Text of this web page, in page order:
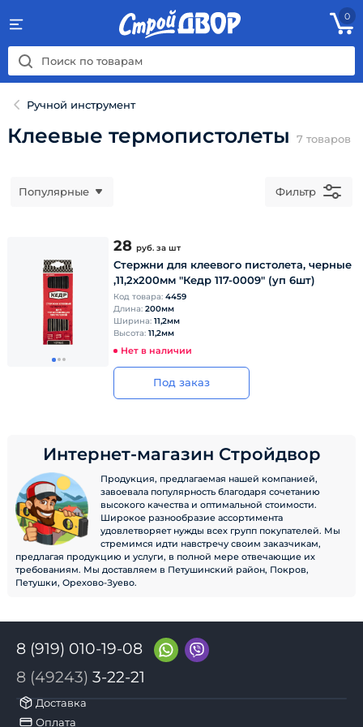
0
Ручной инструмент
Клеевые термопистолеты 7 товаров
Популярные Фильтр
28 руб. за шт
Стержни для клеевого пистолета, черные
,11,2х200мм "Кедр 117-0009" (уп 6шт)
Код товара: 4459
Длина: 200мм
Ширина: 11,2мм
Высота: 11,2мм
Нет в наличии
Под заказ
Интернет-магазин Стройдвор
Продукция, предлагаемая нашей компанией,
завоевала популярность благодаря сочетанию
высокого качества и оптимальной стоимости.
Широкое разнообразие ассортимента
удовлетворяет нужды всех групп покупателей. Мы
стремимся идти навстречу своим заказчикам,
предлагая продукцию и услуги, в полной мере отвечающие их
требованиям. Мы доставляем в Петушинский район, Покров,
Петушки, Орехово-Зуево.
8 (919) 010-19-08
8 (49243) 3-22-21
Доставка
Оплата